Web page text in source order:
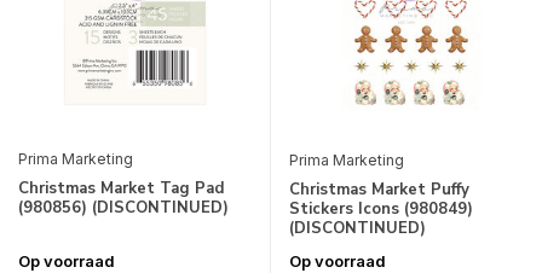
Prima Marketing
Christmas Market Tag Pad
(980856) (DISCONTINUED)
Op voorraad
Prima Marketing
Christmas Market Puffy
Stickers Icons (980849)
(DISCONTINUED)
Op voorraad